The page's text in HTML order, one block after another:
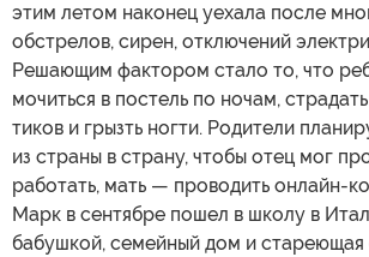
этим летом наконец уехала после
обстрелов, сирен, отключений
Решающим фактором стало то, что
мочиться в постель по ночам,
тиков и грызть ногти. Родители
из страны в страну, чтобы отец мог
работать, мать — проводить онлайн-
Марк в сентябре пошел в школу в
бабушкой, семейный дом и стареющая